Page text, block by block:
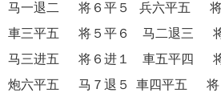
马一退二 将６平５ 兵六平五 将
車三平五 将５平６ 马二退三
马三进五 将６进１ 車五平四 将
炮六平五 马７退５ 車四平五